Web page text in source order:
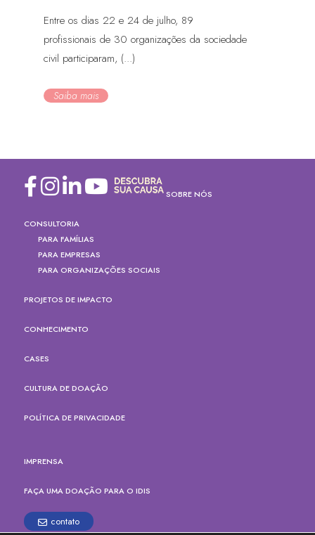
Entre os dias 22 e 24 de julho, 89
profissionais de 30 organizações da sociedade
civil participaram, (...)
Saiba mais
SOBRE NÓS
CONSULTORIA
PARA FAMÍLIAS
PARA EMPRESAS
PARA ORGANIZAÇÕES SOCIAIS
PROJETOS DE IMPACTO
CONHECIMENTO
CASES
CULTURA DE DOAÇÃO
POLÍTICA DE PRIVACIDADE
IMPRENSA
FAÇA UMA DOAÇÃO PARA O IDIS
contato